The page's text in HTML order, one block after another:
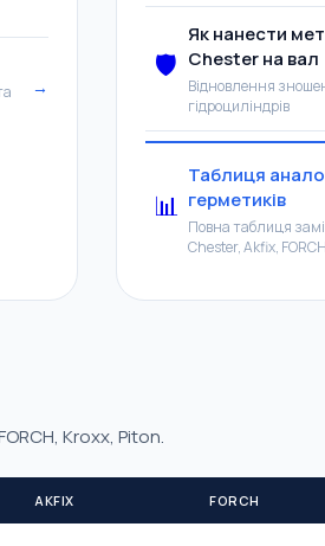
→
🛡️
Як нанести
Chester на вал
Відновлення
гідроциліндрів
📊
Таблиця
герметиків
Повна таблиця
Chester, Akfix,
Kroxx, Piton.
AKFIX FORCH